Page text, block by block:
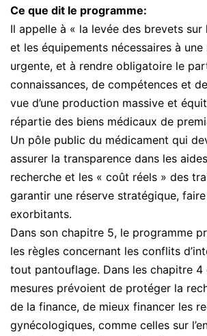
Ce que dit le programme:
Il appelle à « la levée des brevets sur
et les équipements nécessaires à
urgente, et à rendre obligatoire le
connaissances, de compétences et
vue d’une production massive et
répartie des biens médicaux de
Un pôle public du médicament qui
assurer la transparence dans les
recherche et les « coût réels » des
garantir une réserve stratégique,
exorbitants.
Dans son chapitre 5, le programme
les règles concernant les conflits
tout pantouflage. Dans les chapitre 4
mesures prévoient de protéger la
de la finance, de mieux financer les
gynécologiques, comme celles sur